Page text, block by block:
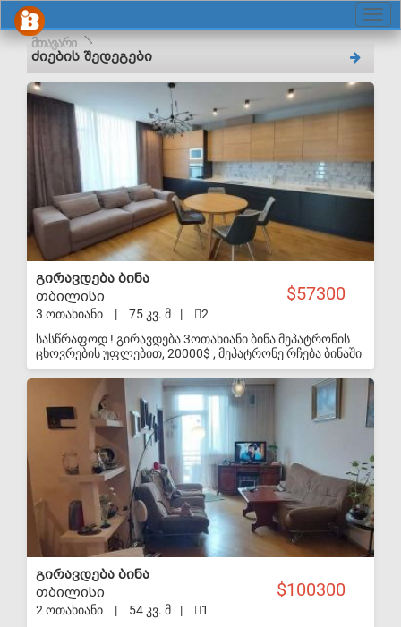
მთავარი
ძიების შედეგები
S-VIP
57300
გირავდება ბინა
თბილისი
3 ოთახიანი | 75 კვ. მ |
2
სასწრაფოდ ! გირავდება 3ოთახიანი ბინა მეპატრონის
ცხოვრების უფლებით, 20000$ , მეპატრონე რჩება ბინაში
და გადაგიხდით თანხის დაბრუნებამდე , თვეში ქირის
სახით 600დოლარს, ( ძირი თანხის 3 პროცენტს)
ფორმდება ნასყიდობა გამოსყიდვის ხელშეკრულება,
ნოტარიუსში ან საჯარო რეესტრში, ადგილზე
მოგემსახურებათ ჩვენი იურისტთა გუნდი, დაინტერესების
ჩემთხვევაში დაგვიკავშირდით.
S-VIP
100300
გირავდება ბინა
თბილისი
2 ოთახიანი | 54 კვ. მ |
1